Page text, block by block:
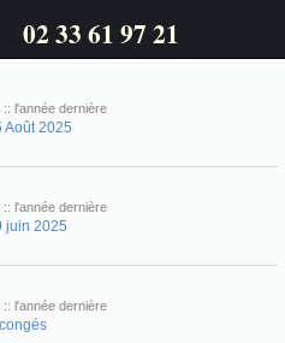
02 33 61 97 21
l'année dernière
Août 2025
l'année dernière
juin 2025
l'année dernière